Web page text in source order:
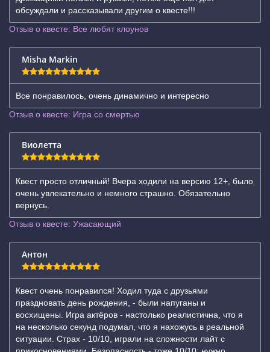
обсуждали и рассказывали другим о квесте!!!
Отзыв о квесте: Все любят клоунов
Misha Markin
Все понравилось, очень динамично и интересно
Отзыв о квесте: Игра со смертью
Виолетта
Квест просто отличный! Вчера ходили на версию 12+, было
очень увлекательно и немного страшно. Обязательно
вернусь.
Отзыв о квесте: Ужасающий
Антон
Квест очень понравился! Ходил туда с друзьями
праздновать день рождения, - были напуганы и
восхищены. Игра актёров - настолько реалистична, что я
на несколько секунд подумал, что я нахожусь в реальной
ситуации. Страх - 10/10, играли на сложности лайт с